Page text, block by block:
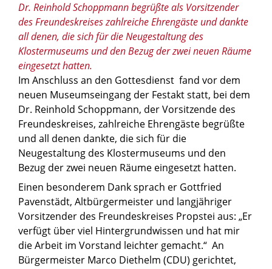
Dr. Reinhold Schoppmann begrüßte als Vorsitzender
des Freundeskreises zahlreiche Ehrengäste und dankte
all denen, die sich für die Neugestaltung des
Klostermuseums und den Bezug der zwei neuen Räume
eingesetzt hatten.
Im Anschluss an den Gottesdienst fand vor dem
neuen Museumseingang der Festakt statt, bei dem
Dr. Reinhold Schoppmann, der Vorsitzende des
Freundeskreises, zahlreiche Ehrengäste begrüßte
und all denen dankte, die sich für die
Neugestaltung des Klostermuseums und den
Bezug der zwei neuen Räume eingesetzt hatten.
Einen besonderem Dank sprach er Gottfried
Pavenstädt, Altbürgermeister und langjähriger
Vorsitzender des Freundeskreises Propstei aus: „Er
verfügt über viel Hintergrundwissen und hat mir
die Arbeit im Vorstand leichter gemacht.“ An
Bürgermeister Marco Diethelm (CDU) gerichtet,